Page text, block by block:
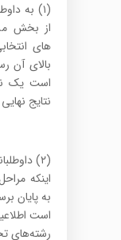
(۱) به
از بخش
های
است یک
نتایج
(۲)
اینکه
به پایان
است
رشته‌های